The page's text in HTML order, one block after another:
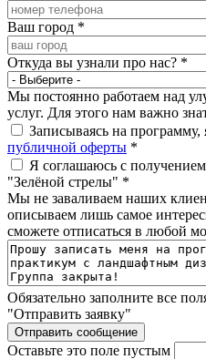
Ваш город *
Откуда вы узнали про нас? *
Мы постоянно работаем над
услуг. Для этого нам важно
Записываясь на
публичной оферты *
Я соглашаюсь с
"Зелёной стрелы" *
Мы не заваливаем наших
описываем лишь самое
сможете отписаться в любой
Обязательно заполните все
"Отправить заявку"
Оставьте это поле пустым